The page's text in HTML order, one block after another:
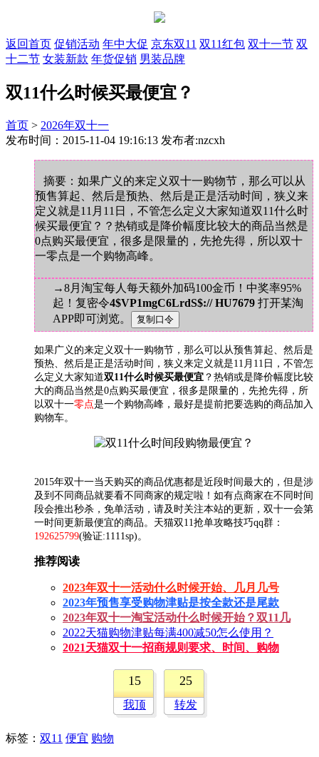
返回首页 促销活动 年中大促 京东双11 双11红包 双十一节 双
十二节 女装新款 年货促销 男装品牌
双11什么时候买最便宜？
首页 > 2026年双十一
发布时间：2015-11-04 19:16:13 发布者:nzcxh
摘要：如果广义的来定义双十一购物节，那么可以从
预售算起、然后是预热、然后是正是活动时间，狭义来
定义就是11月11日，不管怎么定义大家知道双11什么时
候买最便宜？？热销或是降价幅度比较大的商品当然是
0点购买最便宜，很多是限量的，先抢先得，所以双十
一零点是一个购物高峰。
→8月淘宝每人每天额外加码100金币！中奖率95%
起！复密令4$VP1mgC6LrdS$:// HU7679 打开某淘
APP即可浏览。
如果广义的来定义双十一购物节，那么可以从预售算起、然后是
预热、然后是正是活动时间，狭义来定义就是11月11日，不管怎
么定义大家知道双11什么时候买最便宜 ？热销或是降价幅度比较
大的商品当然是0点购买最便宜，很多是限量的，先抢先得，所
以双十一零点是一个购物高峰，最好是提前把要选购的商品加入
购物车。
2015年双十一当天购买的商品优惠都是近段时间最大的，但是涉
及到不同商品就要看不同商家的规定啦！如有点商家在不同时间
段会推出秒杀，免单活动，请及时关注本站的更新，双十一会第
一时间更新最便宜的商品。天猫双11抢单攻略技巧qq群：
192625799(验证:1111sp)。
推荐阅读
2023年双十一活动什么时候开始、几月几号
2023年预售享受购物津贴是按全款还是尾款
2023年双十一淘宝活动什么时候开始？双11几
2022天猫购物津贴每满400减50怎么使用？
2021天猫双十一招商规则要求、时间、购物
15
我顶
25
转发
标签 ： 双11 便宜 购物